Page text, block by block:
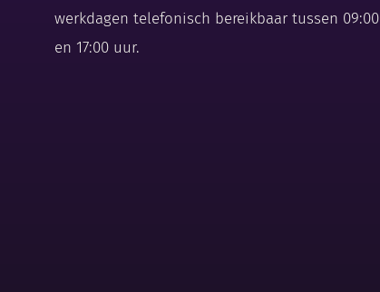
werkdagen telefonisch bereikbaar tussen 09:00
en 17:00 uur.